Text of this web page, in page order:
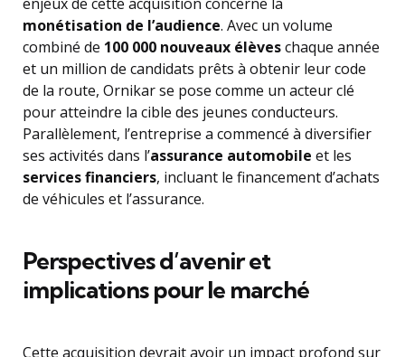
monétisation de l’audience. Avec un volume
combiné de 100 000 nouveaux élèveschaque année
et un million de candidats prêts à obtenir leur code
de la route, Ornikar se pose comme un acteur clé
pour atteindre la cible des jeunes conducteurs.
Parallèlement, l’entreprise a commencé à diversifier
ses activités dans l’assurance automobile et les
services financiers, incluant le financement d’achats
de véhicules et l’assurance.
Perspectives d’avenir et
implications pour le marché
Cette acquisition devrait avoir un impact profond sur